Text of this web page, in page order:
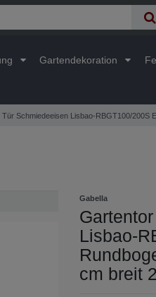
Gartendekoration
Schmiedeeisen Lisbao-RBGT100/200S
Gabella
Lisbao-
cm breit